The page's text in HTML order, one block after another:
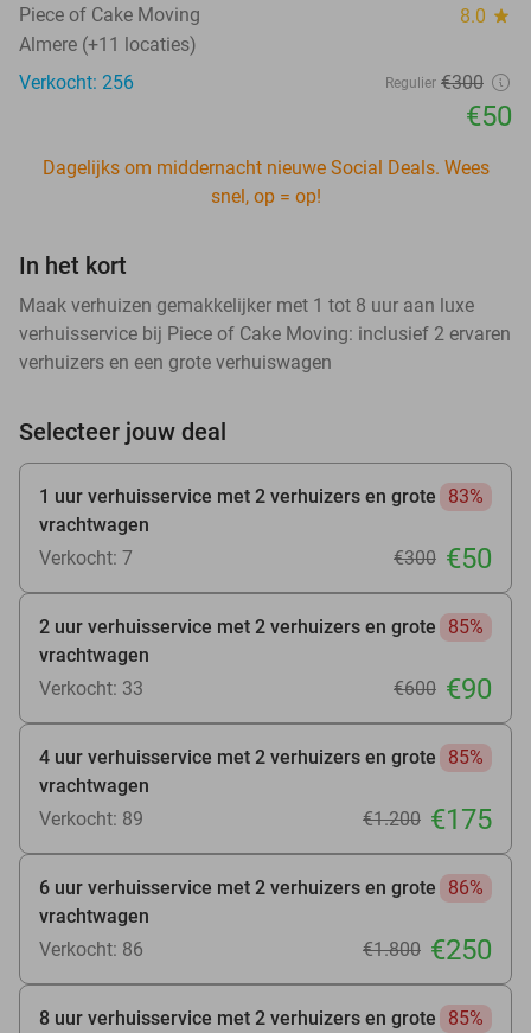
Piece of Cake Moving 8.0 star
Almere (+11 locaties)
Verkocht: 256
Regulier €300
€50
Dagelijks om middernacht nieuwe Social Deals. Wees
snel, op = op!
In het kort
Maak verhuizen gemakkelijker met 1 tot 8 uur aan luxe
verhuisservice bij Piece of Cake Moving: inclusief 2 ervaren
verhuizers en een grote verhuiswagen
Selecteer jouw deal
1 uur verhuisservice met 2 verhuizers en grote
vrachtwagen
83%
Verkocht: 7 €300 €50
2 uur verhuisservice met 2 verhuizers en grote
vrachtwagen
85%
Verkocht: 33 €600 €90
4 uur verhuisservice met 2 verhuizers en grote
vrachtwagen
85%
Verkocht: 89 €1.200 €175
6 uur verhuisservice met 2 verhuizers en grote
vrachtwagen
86%
Verkocht: 86 €1.800 €250
8 uur verhuisservice met 2 verhuizers en grote
85%